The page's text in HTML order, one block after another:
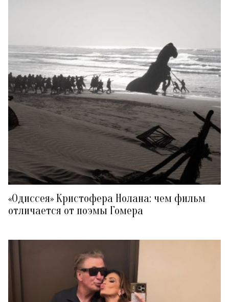
«Одиссея» Кристофера Нолана: чем фильм
отличается от поэмы Гомера